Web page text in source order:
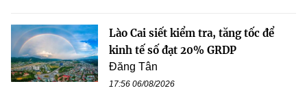
Lào Cai siết kiểm tra, tăng tốc để
kinh tế số đạt 20% GRDP
Đăng Tân
17:56 06/08/2026